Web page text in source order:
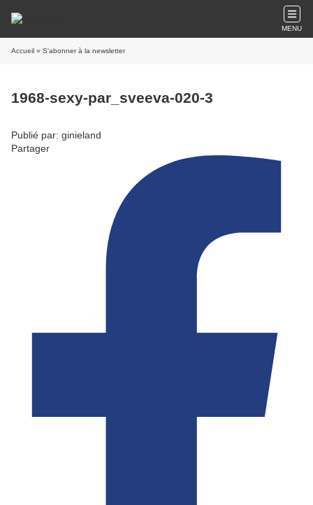
MENU
Accueil » S'abonner à la newsletter
1968-sexy-par_sveeva-020-3
Publié par: ginieland
Partager